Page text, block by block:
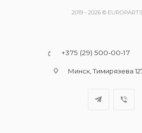
2019 - 2026 ©
+375 (29) 500-00-17
Минск, Тимирязева